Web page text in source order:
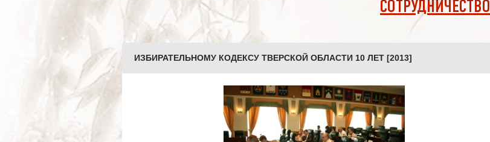
СОТРУДНИЧЕСТВО
ИЗБИРАТЕЛЬНОМУ КОДЕКСУ ТВЕРСКОЙ ОБЛАСТИ 10 ЛЕТ [2013]